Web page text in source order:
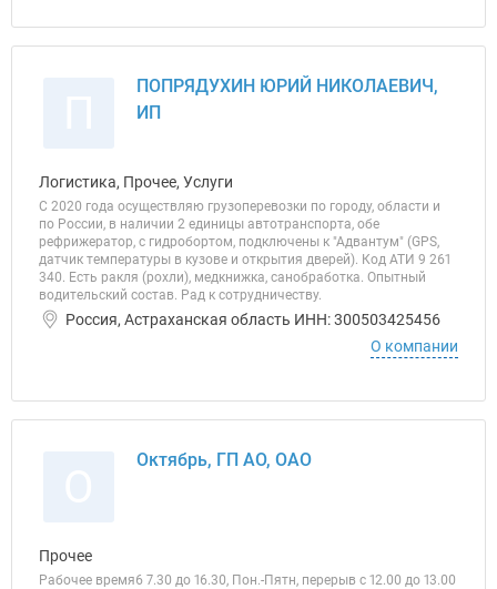
ПОПРЯДУХИН ЮРИЙ НИКОЛАЕВИЧ,
ИП
Логистика, Прочее, Услуги
С 2020 года осуществляю грузоперевозки по городу, области и
по России, в наличии 2 единицы автотранспорта, обе
рефрижератор, с гидробортом, подключены к "Адвантум" (GPS,
датчик температуры в кузове и открытия дверей). Код АТИ 9 261
340. Есть ракля (рохли), медкнижка, санобработка. Опытный
водительский состав. Рад к сотрудничеству.
Россия, Астраханская область ИНН: 300503425456
О компании
Октябрь, ГП АО, ОАО
Прочее
Рабочее время6 7.30 до 16.30, Пон.-Пятн, перерыв с 12.00 до 13.00